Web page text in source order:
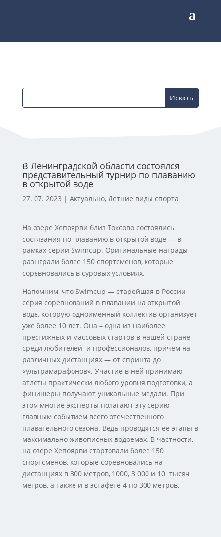
В Ленинградской области состоялся
представительный турнир по плаванию
в открытой воде
27. 07. 2023 | Актуально, Летние виды спорта
На озере Хепоярви близ Токсово состоялись
состязания по плаванию в открытой воде — в
рамках серии Swimcup. Оригинальные награды
разыграли более 150 спортсменов, которые
соревновались в суровых условиях.
Напомним, что Swimcup — старейшая в России
серия соревнований в плавании на открытой
воде, которую одноименный коллектив организует
уже более 10 лет. Она – одна из наиболее
престижных и массовых стартов в нашей стране
среди любителей и профессионалов, причем на
различных дистанциях — от спринта до
«ультрамарафонов». Участие в ней принимают
атлеты практически любого уровня подготовки, а
финишеры получают уникальные медали. При
этом многие эксперты полагают эту серию
главным событием всего отечественного
плавательного сезона. Ведь проводятся её этапы в
максимально живописных водоемах. В частности,
на озере Хепоярви стартовали более 150
спортсменов, которые соревновались на
дистанциях в 300 метров, 1000, 3 000 и 10 тысяч
метров, а также и в эстафете 4 по 300 метров.